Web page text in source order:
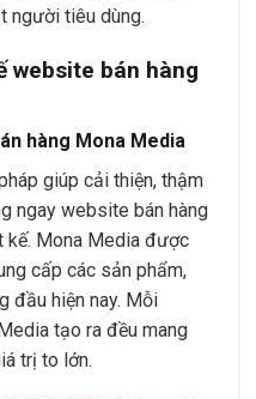
người tiêu dùng.
website bán hàng
hàng Mona Media
giúp cải thiện, thậm
ngay website bán hàng
kế. Mona Media được
cấp các sản phẩm,
đầu hiện nay. Mỗi
tạo ra đều mang
trị to lớn.